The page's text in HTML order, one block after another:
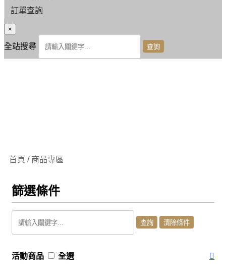
訂單查詢
×
全站搜尋
首頁 / 商品專區
篩選條件
活動商品 全選